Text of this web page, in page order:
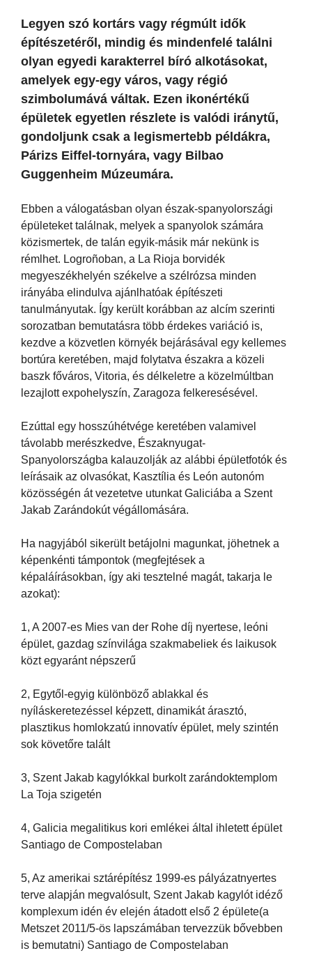
Legyen szó kortárs vagy régmúlt idők
építészetéről, mindig és mindenfelé találni
olyan egyedi karakterrel bíró alkotásokat,
amelyek egy-egy város, vagy régió
szimbolumává váltak. Ezen ikonértékű
épületek egyetlen részlete is valódi iránytű,
gondoljunk csak a legismertebb példákra,
Párizs Eiffel-tornyára, vagy Bilbao
Guggenheim Múzeumára.
Ebben a válogatásban olyan észak-spanyolországi
épületeket találnak, melyek a spanyolok számára
közismertek, de talán egyik-másik már nekünk is
rémlhet. Logroñoban, a La Rioja borvidék
megyeszékhelyén székelve a szélrózsa minden
irányába elindulva ajánlhatóak építészeti
tanulmányutak. Így került korábban az alcím szerinti
sorozatban bemutatásra több érdekes variáció is,
kezdve a közvetlen környék bejárásával egy kellemes
bortúra keretében, majd folytatva északra a közeli
baszk főváros, Vitoria, és délkeletre a közelmúltban
lezajlott expohelyszín, Zaragoza felkeresésével.
Ezúttal egy hosszúhétvége keretében valamivel
távolabb merészkedve, Északnyugat-
Spanyolországba kalauzolják az alábbi épületfotók és
leírásaik az olvasókat, Kasztília és León autonóm
közösségén át vezetetve utunkat Galiciába a Szent
Jakab Zarándokút végállomására.
Ha nagyjából sikerült betájolni magunkat, jöhetnek a
képenkénti támpontok (megfejtések a
képaláírásokban, így aki tesztelné magát, takarja le
azokat):
1, A 2007-es Mies van der Rohe díj nyertese, leóni
épület, gazdag színvilága szakmabeliek és laikusok
közt egyaránt népszerű
2, Egytől-egyig különböző ablakkal és
nyíláskeretezéssel képzett, dinamikát árasztó,
plasztikus homlokzatú innovatív épület, mely szintén
sok követőre talált
3, Szent Jakab kagylókkal burkolt zarándoktemplom
La Toja szigetén
4, Galicia megalitikus kori emlékei által ihletett épület
Santiago de Compostelaban
5, Az amerikai sztárépítész 1999-es pályázatnyertes
terve alapján megvalósult, Szent Jakab kagylót idéző
komplexum idén év elején átadott első 2 épülete(a
Metszet 2011/5-ös lapszámában tervezzük bővebben
is bemutatni) Santiago de Compostelaban